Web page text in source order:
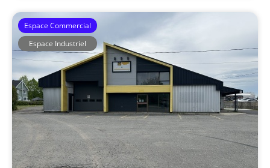
Espace Commercial
Espace Industriel